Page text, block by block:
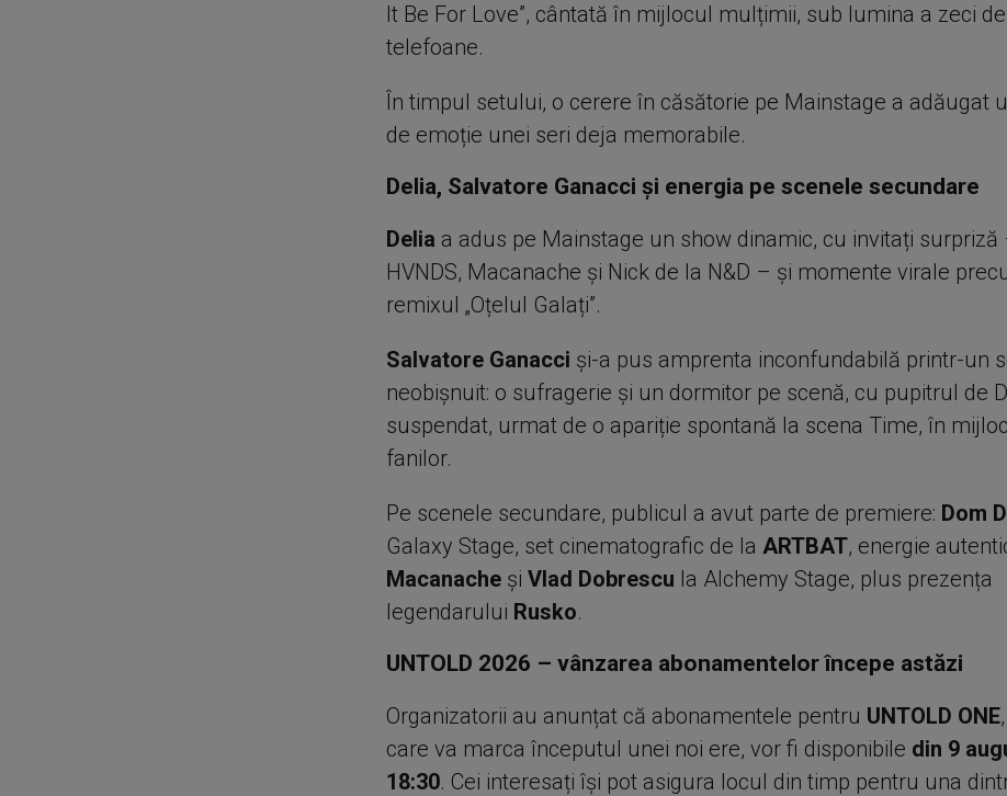
It Be For Love”, cântată în mijlocul mulțimii, sub lumina a zeci
telefoane.
În timpul setului, o cerere în căsătorie pe Mainstage a adăugat
de emoție unei seri deja memorabile.
Delia, Salvatore Ganacci și energia pe scenele secundare
Delia a adus pe Mainstage un show dinamic, cu invitați surpriză
HVNDS, Macanache și Nick de la N&D – și momente virale
remixul „Oțelul Galați”.
Salvatore Ganacci și-a pus amprenta inconfundabilă printr-un
neobișnuit: o sufragerie și un dormitor pe scenă, cu pupitrul de
suspendat, urmat de o apariție spontană la scena Time, în
fanilor.
Pe scenele secundare, publicul a avut parte de premiere: Dom
Galaxy Stage, set cinematografic de la ARTBAT, energie
Macanacheși Vlad Dobrescu la Alchemy Stage, plus prezența
legendarului Rusko.
UNTOLD 2026 – vânzarea abonamentelor începe astăzi
Organizatorii au anunțat că abonamentele pentru UNTOLD ONE
care va marca începutul unei noi ere, vor fi disponibile din 9
18:30. Cei interesați își pot asigura locul din timp pentru una